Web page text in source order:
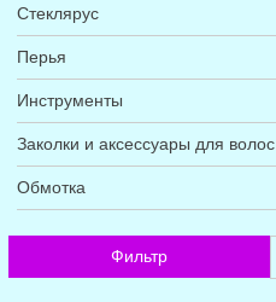
Стеклярус
Перья
Инструменты
Заколки и аксессуары для волос
Обмотка
Фильтр